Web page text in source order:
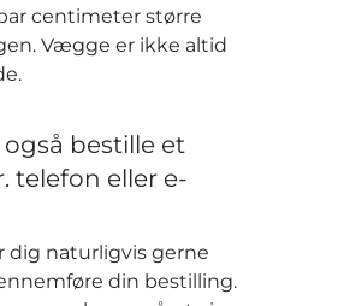
centimeter større
Vægge er ikke altid
også bestille et
telefon eller e-
dig naturligvis gerne
din bestilling.